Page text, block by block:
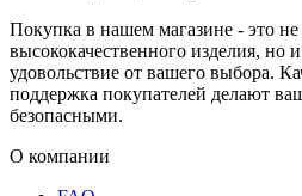
Покупка в нашем магазине - это не
высококачественного изделия, но
удовольствие от вашего выбора.
поддержка покупателей делают
безопасными.
О компании